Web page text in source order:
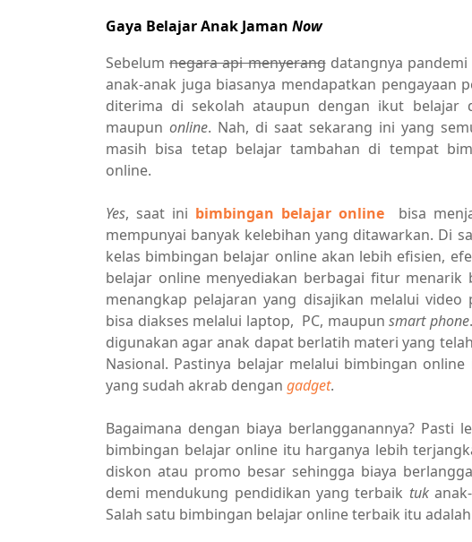
Gaya Belajar Anak Jaman Now
Sebelumnegara api menyerangdatangnya pandemi
anak-anak juga biasanya mendapatkan pengayaan
diterima di sekolah ataupun dengan ikut belajar
maupun online. Nah, di saat sekarang ini yang
masih bisa tetap belajar tambahan di tempat
online.
Yes, saat ini bimbingan belajar online
bisa
mempunyai banyak kelebihan yang ditawarkan. Di
kelas bimbingan belajar online akan lebih efisien,
belajar online menyediakan berbagai fitur
menangkap pelajaran yang disajikan melalui
bisa diakses melalui laptop, PC, maupunsmart phone
digunakan agar anak dapat berlatih materi yang
Nasional. Pastinya belajar melalui bimbingan
yang sudah akrab dengan gadget.
Bagaimana dengan biaya berlangganannya? Pasti
bimbingan belajar online itu harganya lebih
diskon atau promo besar sehingga biaya
demi mendukung pendidikan yang terbaik tuk
Salah satu bimbingan belajar online terbaik itu adalah